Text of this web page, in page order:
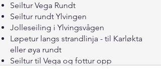
Seiltur Vega Rundt
Seiltur rundt Ylvingen
Jolleseiling i Ylvingsvågen
Løpetur langs strandlinja - til Karløkta
eller øya rundt
Seiltur til Vega og fottur opp